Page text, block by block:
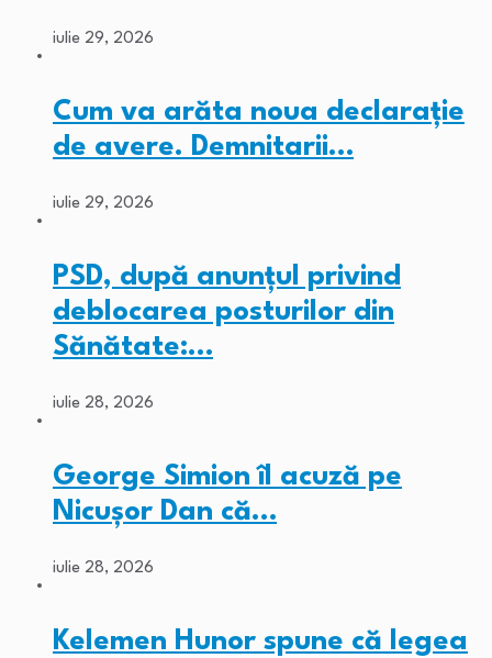
iulie 29, 2026
Cum va arăta noua declarație
de avere. Demnitarii…
iulie 29, 2026
PSD, după anunțul privind
deblocarea posturilor din
Sănătate:…
iulie 28, 2026
George Simion îl acuză pe
Nicușor Dan că…
iulie 28, 2026
Kelemen Hunor spune că legea